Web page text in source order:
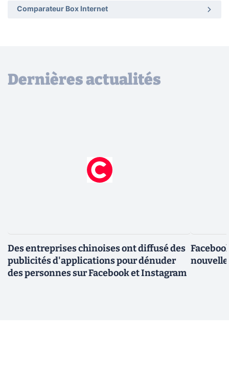
Comparateur Box Internet
Dernières actualités
Des entreprises chinoises ont diffusé des
publicités d'applications pour dénuder
des personnes sur Facebook et Instagram